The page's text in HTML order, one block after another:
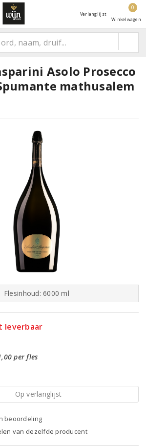
Verlanglijst
0
Winkelwagen
Asolo Prosecco
mathusalem
Flesinhoud: 6000 ml
leverbaar
per fles
Op verlanglijst
beoordeling
van dezelfde producent